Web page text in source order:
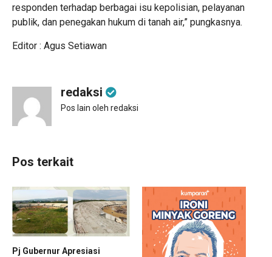
responden terhadap berbagai isu kepolisian, pelayanan
publik, dan penegakan hukum di tanah air,” pungkasnya.
Editor : Agus Setiawan
redaksi
Pos lain oleh redaksi
Pos terkait
Pj Gubernur Apresiasi